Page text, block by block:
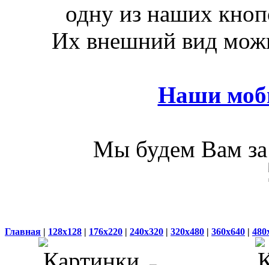
одну из наших
Их внешний вид
Наши
Мы будем Вам за
Главная | 128x128 | 176x220 | 240x320 | 320x480 | 360x640 |